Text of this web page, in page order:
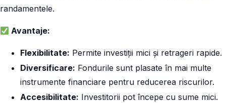
randamentele.
Avantaje:
Flexibilitate: Permite investiții mici și retrageri rapide.
Diversificare: Fondurile sunt plasate în mai multe
instrumente financiare pentru reducerea riscurilor.
Accesibilitate: Investitorii pot începe cu sume mici.